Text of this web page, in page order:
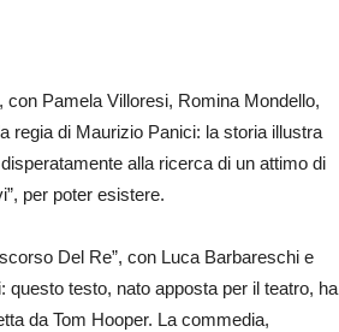
con Pamela Villoresi, Romina Mondello,
regia di Maurizio Panici: la storia illustra
alla ricerca di un attimo di
per poter esistere.
Del Re”, con Luca Barbareschi e
questo testo, nato apposta per il teatro, ha
da Tom Hooper. La commedia,